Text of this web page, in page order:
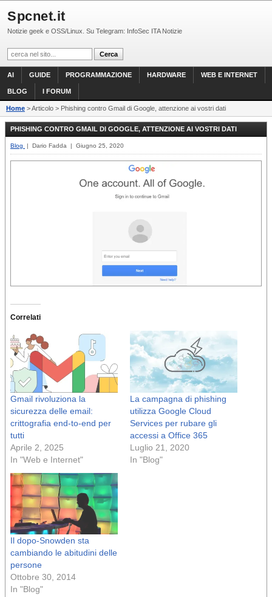
Spcnet.it
Notizie geek e OSS/Linux. Su Telegram: InfoSec ITA Notizie
AI GUIDE PROGRAMMAZIONE HARDWARE WEB E INTERNET
BLOG I FORUM
Home > Articolo > Phishing contro Gmail di Google, attenzione ai vostri dati
PHISHING CONTRO GMAIL DI GOOGLE, ATTENZIONE AI VOSTRI DATI
Blog | Dario Fadda | Giugno 25, 2020
Correlati
Gmail rivoluziona la
sicurezza delle email:
crittografia end-to-end per
tutti
Aprile 2, 2025
In "Web e Internet"
La campagna di phishing
utilizza Google Cloud
Services per rubare gli
accessi a Office 365
Luglio 21, 2020
In "Blog"
Il dopo-Snowden sta
cambiando le abitudini delle
persone
Ottobre 30, 2014
In "Blog"